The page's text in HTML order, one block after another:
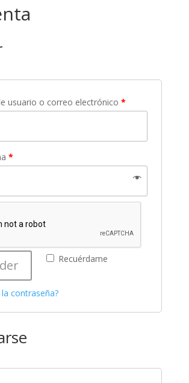
usuario o correo electrónico *
*
Recuérdame
contraseña?